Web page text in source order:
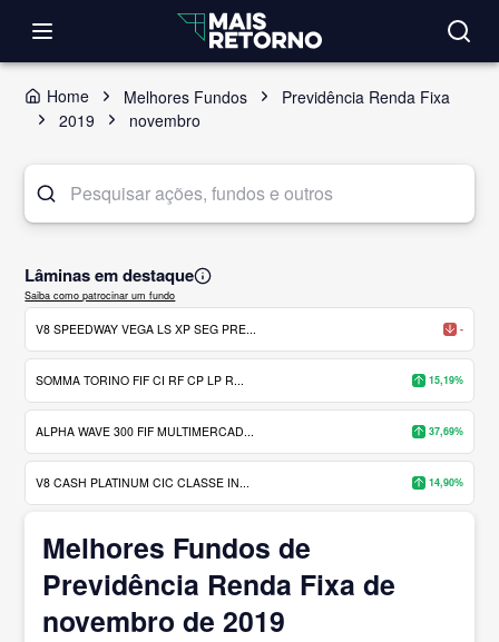
Home Melhores Fundos
Previdência Renda Fixa
2019
novembro
Lâminas em destaque
Saiba como patrocinar um fundo
V8 SPEEDWAY VEGA LS XP SEG PRE... -
SOMMA TORINO FIF CI RF CP LP R... 15,19%
ALPHA WAVE 300 FIF MULTIMERCAD... 37,69%
V8 CASH PLATINUM CIC CLASSE IN... 14,90%
Melhores Fundos de
Previdência Renda Fixa de
novembro de 2019